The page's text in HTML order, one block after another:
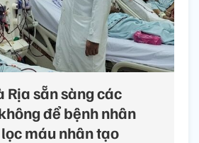
Rịa sẵn sàng các
để bệnh nhân
máu nhân tạo